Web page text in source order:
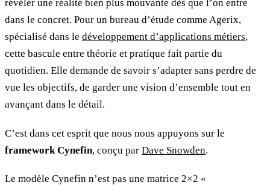
révéler une réalité bien plus mouvante dès que l’on entre
dans le concret. Pour un bureau d’étude comme Agerix,
spécialisé dans le développement d’applications métiers,
cette bascule entre théorie et pratique fait partie du
quotidien. Elle demande de savoir s’adapter sans perdre de
vue les objectifs, de garder une vision d’ensemble tout en
avançant dans le détail.
C’est dans cet esprit que nous nous appuyons sur le
framework Cynefin, conçu par Dave Snowden.
Le modèle Cynefin n’est pas une matrice 2×2 «